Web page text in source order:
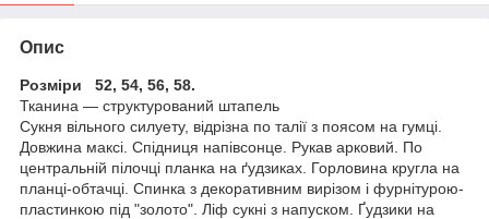
Опис
Розміри 52, 54, 56, 58.
Тканина — структурований штапель
Сукня вільного силуету, відрізна по талії з поясом на гумці.
Довжина максі. Спідниця напівсонце. Рукав арковий. По
центральній пілочці планка на ґудзиках. Горловина кругла на
планці-обтачці. Спинка з декоративним вирізом і фурнітурою-
пластинкою під "золото". Ліф сукні з напуском. Ґудзики на